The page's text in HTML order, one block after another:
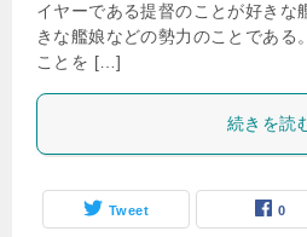
イヤーである提督のことが好きな
きな艦娘などの勢力のことである
ことを […]
続きを読
Tweet 0